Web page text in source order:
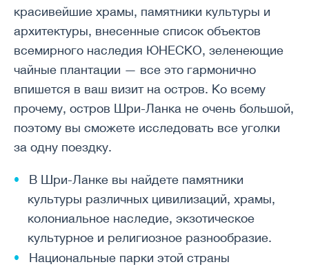
красивейшие храмы, памятники культуры и
архитектуры, внесенные список объектов
всемирного наследия ЮНЕСКО, зеленеющие
чайные плантации — все это гармонично
впишется в ваш визит на остров. Ко всему
прочему, остров Шри-Ланка не очень большой,
поэтому вы сможете исследовать все уголки
за одну поездку.
В Шри-Ланке вы найдете памятники
культуры различных цивилизаций, храмы,
колониальное наследие, экзотическое
культурное и религиозное разнообразие.
Национальные парки этой страны